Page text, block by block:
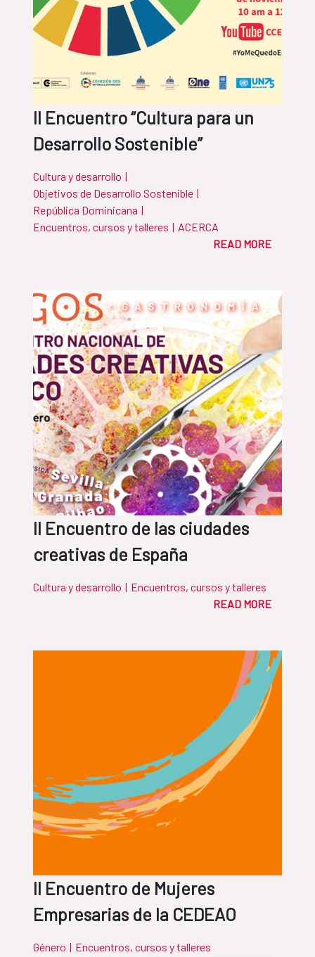
II Encuentro “Cultura para un
Desarrollo Sostenible”
Cultura y desarrollo |
Objetivos de Desarrollo Sostenible |
República Dominicana |
Encuentros, cursos y talleres | ACERCA
READ MORE
II Encuentro de las ciudades
creativas de España
Cultura y desarrollo | Encuentros, cursos y talleres
READ MORE
II Encuentro de Mujeres
Empresarias de la CEDEAO
Género | Encuentros, cursos y talleres